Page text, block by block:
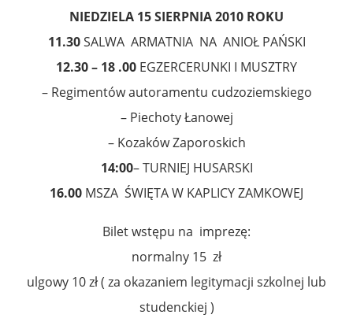
NIEDZIELA 15 SIERPNIA 2010 ROKU
11.30SALWA ARMATNIA NA ANIOŁ PAŃSKI
12.30 – 18 .00 EGZERCERUNKI I MUSZTRY
– Regimentów autoramentu cudzoziemskiego
– Piechoty Łanowej
– Kozaków Zaporoskich
14:00– TURNIEJ HUSARSKI
16.00 MSZA ŚWIĘTA W KAPLICY ZAMKOWEJ
Bilet wstępu na imprezę:
normalny 15 zł
ulgowy 10 zł ( za okazaniem legitymacji szkolnej lub
studenckiej )